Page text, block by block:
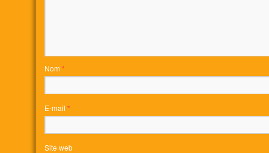
Nom*
E-mail *
Site web